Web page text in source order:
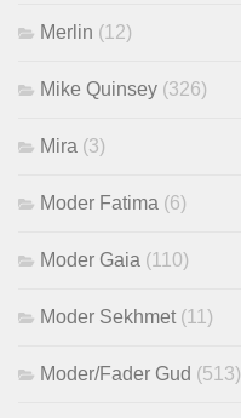
Merlin (12)
Mike Quinsey (326)
Mira (3)
Moder Fatima (6)
Moder Gaia (110)
Moder Sekhmet (11)
Moder/Fader Gud (513)